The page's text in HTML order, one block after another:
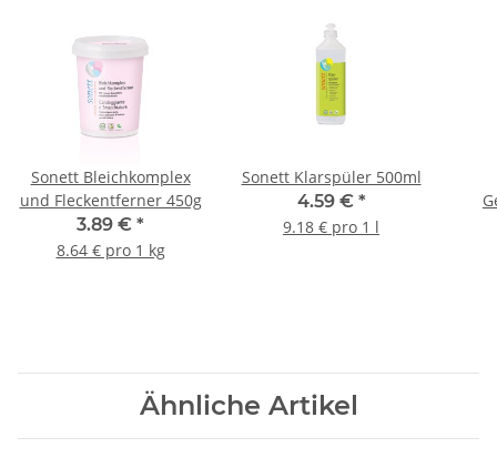
Sonett Bleichkomplex
und Fleckentferner 450g
3.89 € *
8.64 € pro 1 kg
Sonett Klarspüler 500ml
4.59 € *
9.18 € pro 1 l
Ähnliche Artikel